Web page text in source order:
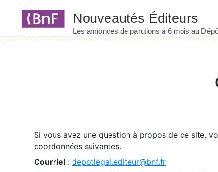
Si vous avez une question à propos de ce site,
coordonnées suivantes.
Courriel : depotlegal.editeur@bnf.fr